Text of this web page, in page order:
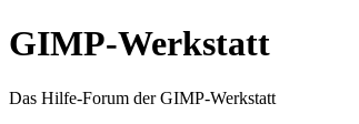
GIMP-Werkstatt
Das Hilfe-Forum der GIMP-Werkstatt